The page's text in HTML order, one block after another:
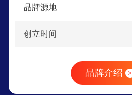
品牌源地
创立时间
品牌介绍 >